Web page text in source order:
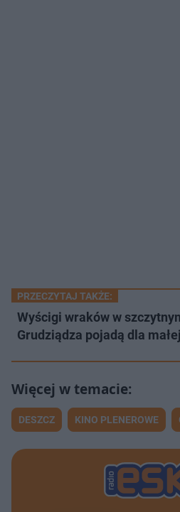
PRZECZYTAJ TAKŻE:
Wyścigi wraków w
Grudziądza pojadą dla
DESZCZ KINO PLENEROWE